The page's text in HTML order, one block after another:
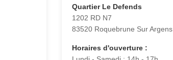
Quartier Le Defends
1202 RD N7
83520 Roquebrune Sur Argens
Horaires d'ouverture :